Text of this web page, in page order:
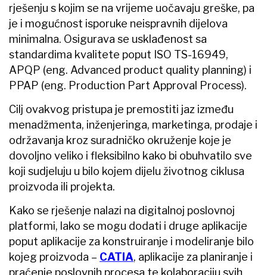
rješenju s kojim se na vrijeme uočavaju greške, pa
je i mogućnost isporuke neispravnih dijelova
minimalna. Osigurava se usklađenost sa
standardima kvalitete poput ISO TS-16949,
APQP (eng. Advanced product quality planning) i
PPAP (eng. Production Part Approval Process).
Cilj ovakvog pristupa je premostiti jaz između
menadžmenta, inženjeringa, marketinga, prodaje i
održavanja kroz suradničko okruženje koje je
dovoljno veliko i fleksibilno kako bi obuhvatilo sve
koji sudjeluju u bilo kojem dijelu životnog ciklusa
proizvoda ili projekta.
Kako se rješenje nalazi na digitalnoj poslovnoj
platformi, lako se mogu dodati i druge aplikacije
poput aplikacije za konstruiranje i modeliranje bilo
kojeg proizvoda – CATIA, aplikacije za planiranje i
praćenje poslovnih procesa te kolaboraciju svih